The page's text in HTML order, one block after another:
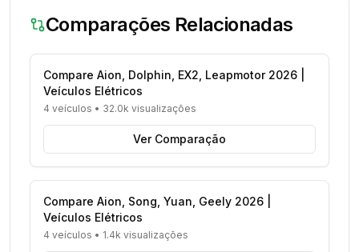
Comparações Relacionadas
Compare Aion, Dolphin, EX2, Leapmotor 2026 |
Veículos Elétricos
4 veículos • 32.0k visualizações
Ver Comparação
Compare Aion, Song, Yuan, Geely 2026 |
Veículos Elétricos
4 veículos • 1.4k visualizações